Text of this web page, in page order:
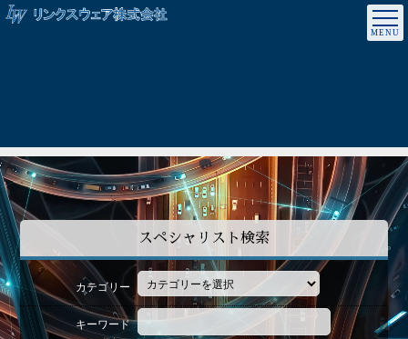
スペシャリスト検索
カテゴリー
キーワード